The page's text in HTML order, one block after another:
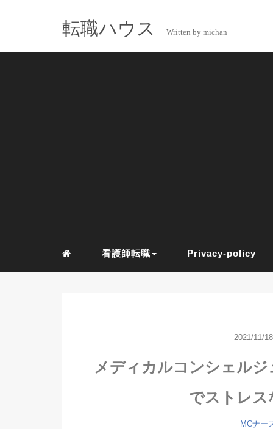
転職ハウス Written by michan
看護師転職 Privacy-policy
2021/11/18
メディカルコンシェル
でストレス
MCナー